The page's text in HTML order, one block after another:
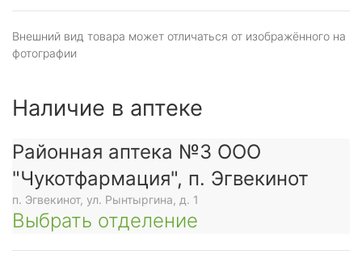
Внешний вид товара может отличаться от изображённого на
фотографии
Наличие в аптеке
Районная аптека №3 ООО
"Чукотфармация", п. Эгвекинот
п. Эгвекинот, ул. Рынтыргина, д. 1
Выбрать отделение